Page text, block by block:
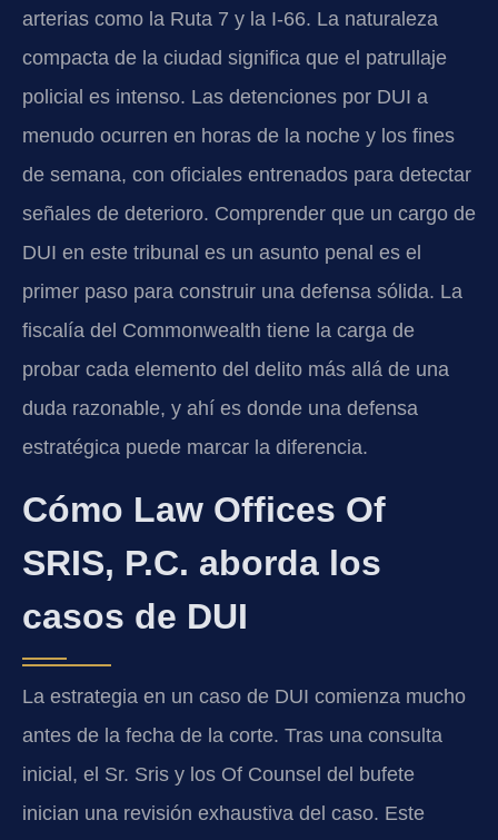
arterias como la Ruta 7 y la I-66. La naturaleza
compacta de la ciudad significa que el patrullaje
policial es intenso. Las detenciones por DUI a
menudo ocurren en horas de la noche y los fines
de semana, con oficiales entrenados para detectar
señales de deterioro. Comprender que un cargo de
DUI en este tribunal es un asunto penal es el
primer paso para construir una defensa sólida. La
fiscalía del Commonwealth tiene la carga de
probar cada elemento del delito más allá de una
duda razonable, y ahí es donde una defensa
estratégica puede marcar la diferencia.
Cómo Law Offices Of
SRIS, P.C. aborda los
casos de DUI
La estrategia en un caso de DUI comienza mucho
antes de la fecha de la corte. Tras una consulta
inicial, el Sr. Sris y los Of Counsel del bufete
inician una revisión exhaustiva del caso. Este